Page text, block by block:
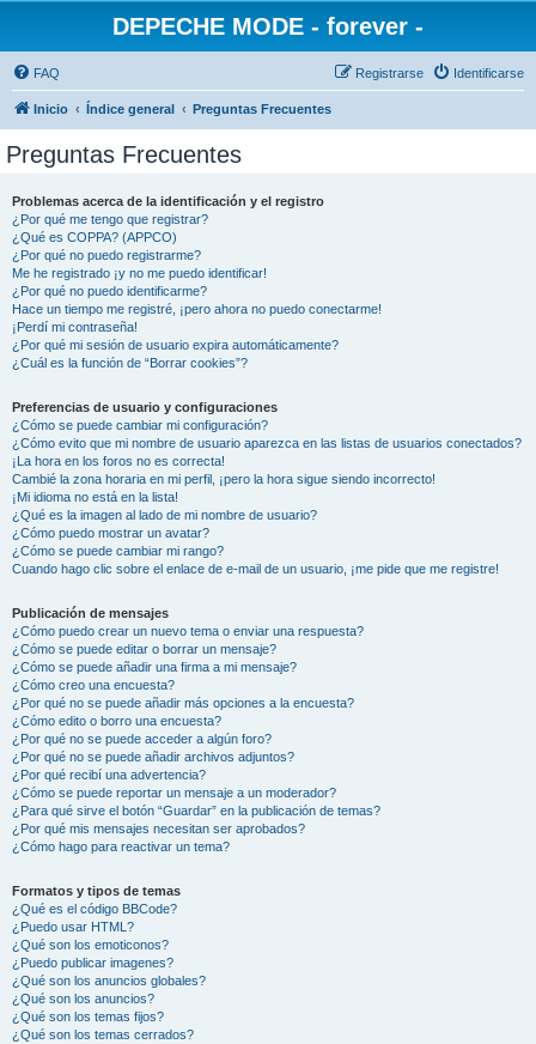
DEPECHE MODE - forever -
FAQ Identificarse
Registrarse
Inicio Índice general Preguntas Frecuentes
Preguntas Frecuentes
Problemas acerca de la identificación y el registro
¿Por qué me tengo que registrar?
¿Qué es COPPA? (APPCO)
¿Por qué no puedo registrarme?
Me he registrado ¡y no me puedo identificar!
¿Por qué no puedo identificarme?
Hace un tiempo me registré, ¡pero ahora no puedo conectarme!
¡Perdí mi contraseña!
¿Por qué mi sesión de usuario expira automáticamente?
¿Cuál es la función de “Borrar cookies”?
Preferencias de usuario y configuraciones
¿Cómo se puede cambiar mi configuración?
¿Cómo evito que mi nombre de usuario aparezca en las listas de usuarios conectados?
¡La hora en los foros no es correcta!
Cambié la zona horaria en mi perfil, ¡pero la hora sigue siendo incorrecto!
¡Mi idioma no está en la lista!
¿Qué es la imagen al lado de mi nombre de usuario?
¿Cómo puedo mostrar un avatar?
¿Cómo se puede cambiar mi rango?
Cuando hago clic sobre el enlace de e-mail de un usuario, ¡me pide que me registre!
Publicación de mensajes
¿Cómo puedo crear un nuevo tema o enviar una respuesta?
¿Cómo se puede editar o borrar un mensaje?
¿Cómo se puede añadir una firma a mi mensaje?
¿Cómo creo una encuesta?
¿Por qué no se puede añadir más opciones a la encuesta?
¿Cómo edito o borro una encuesta?
¿Por qué no se puede acceder a algún foro?
¿Por qué no se puede añadir archivos adjuntos?
¿Por qué recibí una advertencia?
¿Cómo se puede reportar un mensaje a un moderador?
¿Para qué sirve el botón “Guardar” en la publicación de temas?
¿Por qué mis mensajes necesitan ser aprobados?
¿Cómo hago para reactivar un tema?
Formatos y tipos de temas
¿Qué es el código BBCode?
¿Puedo usar HTML?
¿Qué son los emoticonos?
¿Puedo publicar imagenes?
¿Qué son los anuncios globales?
¿Qué son los anuncios?
¿Qué son los temas fijos?
¿Qué son los temas cerrados?